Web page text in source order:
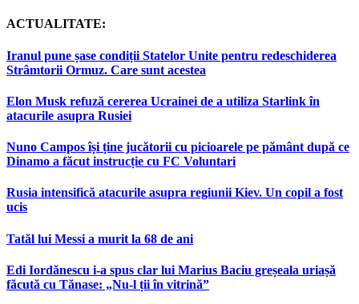
ACTUALITATE:
Iranul pune șase condiții Statelor Unite pentru redeschiderea
Strâmtorii Ormuz. Care sunt acestea
Elon Musk refuză cererea Ucrainei de a utiliza Starlink în
atacurile asupra Rusiei
Nuno Campos își ține jucătorii cu picioarele pe pământ după ce
Dinamo a făcut instrucție cu FC Voluntari
Rusia intensifică atacurile asupra regiunii Kiev. Un copil a fost
ucis
Tatăl lui Messi a murit la 68 de ani
Edi Iordănescu i-a spus clar lui Marius Baciu greșeala uriașă
făcută cu Tănase: „Nu-l ții în vitrină”